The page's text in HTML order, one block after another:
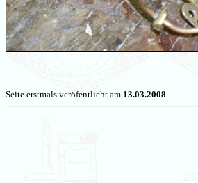
Seite erstmals veröfentlicht am 13.03.2008.